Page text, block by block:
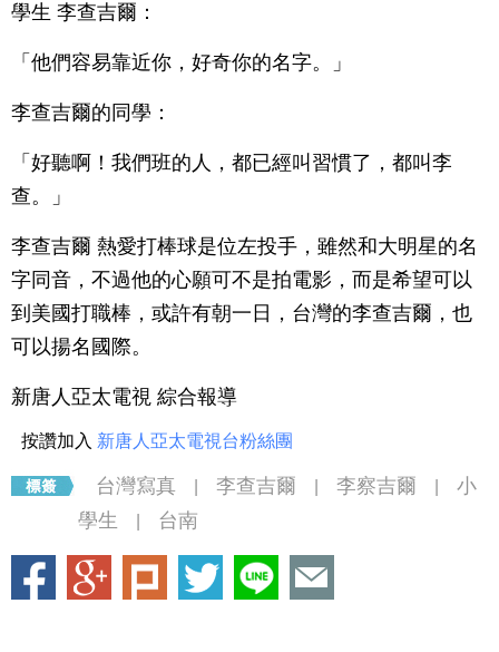
學生 李查吉爾：
「他們容易靠近你，好奇你的名字。」
李查吉爾的同學：
「好聽啊！我們班的人，都已經叫習慣了，都叫李
查。」
李查吉爾 熱愛打棒球是位左投手，雖然和大明星的名
字同音，不過他的心願可不是拍電影，而是希望可以
到美國打職棒，或許有朝一日，台灣的李查吉爾，也
可以揚名國際。
新唐人亞太電視 綜合報導
按讚加入 新唐人亞太電視台粉絲團
台灣寫真 李查吉爾 李察吉爾
小
學生
台南